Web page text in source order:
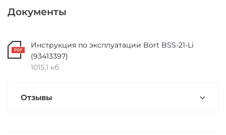
Документы
Инструкция по эксплуатации Bort BSS-21-Li
(93413397)
1015,1 кб
Отзывы